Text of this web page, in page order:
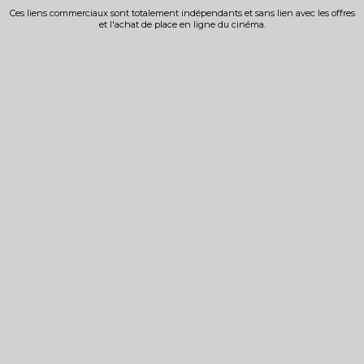
Ces liens commerciaux sont totalement indépendants et sans lien avec les offres
et l'achat de place en ligne du cinéma.